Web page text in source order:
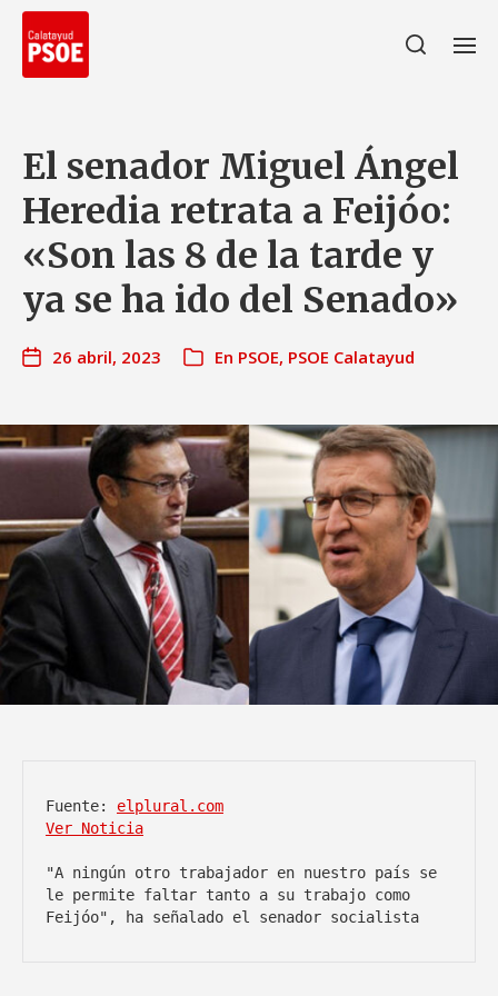
El senador Miguel Ángel
Heredia retrata a Feijóo:
«Son las 8 de la tarde y
ya se ha ido del Senado»
26 abril, 2023 En PSOE, PSOE Calatayud
Fuente: elplural.com
Ver Noticia
"A ningún otro trabajador en nuestro país se
le permite faltar tanto a su trabajo como
Feijóo", ha señalado el senador socialista